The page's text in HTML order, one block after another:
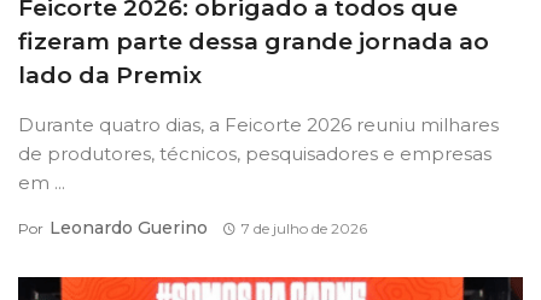
Feicorte 2026: obrigado a todos que
fizeram parte dessa grande jornada ao
lado da Premix
Durante quatro dias, a Feicorte 2026 reuniu milhares
de produtores, técnicos, pesquisadores e empresas
em ...
Por Leonardo Guerino 7 de julho de 2026